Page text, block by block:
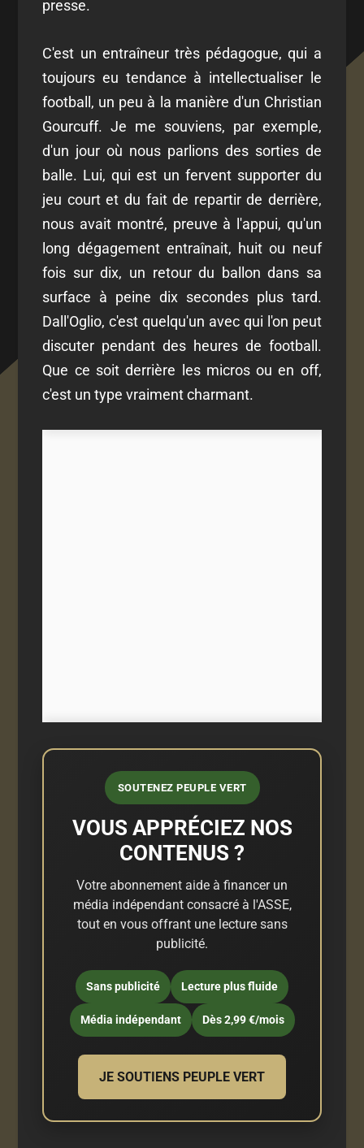
presse.
C'est un entraîneur très pédagogue, qui a
toujours eu tendance à intellectualiser le
football, un peu à la manière d'un Christian
Gourcuff. Je me souviens, par exemple,
d'un jour où nous parlions des sorties de
balle. Lui, qui est un fervent supporter du
jeu court et du fait de repartir de derrière,
nous avait montré, preuve à l'appui, qu'un
long dégagement entraînait, huit ou neuf
fois sur dix, un retour du ballon dans sa
surface à peine dix secondes plus tard.
Dall'Oglio, c'est quelqu'un avec qui l'on peut
discuter pendant des heures de football.
Que ce soit derrière les micros ou en off,
c'est un type vraiment charmant.
SOUTENEZ PEUPLE VERT
VOUS APPRÉCIEZ NOS
CONTENUS ?
Votre abonnement aide à financer un
média indépendant consacré à l'ASSE,
tout en vous offrant une lecture sans
publicité.
Sans publicité Lecture plus fluide
Média indépendant Dès 2,99 €/mois
JE SOUTIENS PEUPLE VERT